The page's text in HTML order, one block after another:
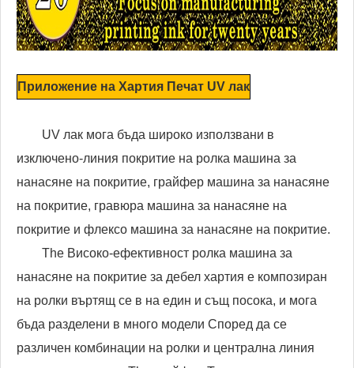
Приложение на Хартия Печат UV лак
UV лак мога бъда широко използвани в
изключено-линия покритие на ролка машина за
нанасяне на покритие, грайфер машина за нанасяне
на покритие, гравюра машина за нанасяне на
покритие и флексо машина за нанасяне на покритие.
The Високо-ефективност ролка машина за
нанасяне на покритие за дебел хартия е композиран
на ролки въртящ се в на един и същ посока, и мога
бъда разделени в много модели Според да се
различен комбинации на ролки и централна линия